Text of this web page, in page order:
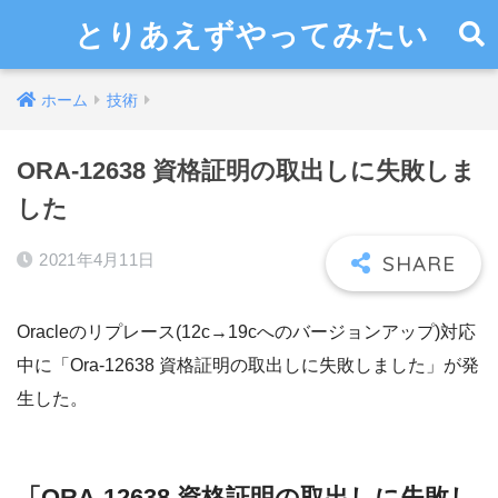
とりあえずやってみたい
ホーム 技術
ORA-12638 資格証明の取出しに失敗しま
した
2021年4月11日
Oracleのリプレース(12c→19cへのバージョンアップ)対応
中に「Ora-12638 資格証明の取出しに失敗しました」が発
生した。